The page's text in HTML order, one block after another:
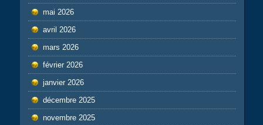
mai 2026
avril 2026
mars 2026
février 2026
janvier 2026
décembre 2025
novembre 2025